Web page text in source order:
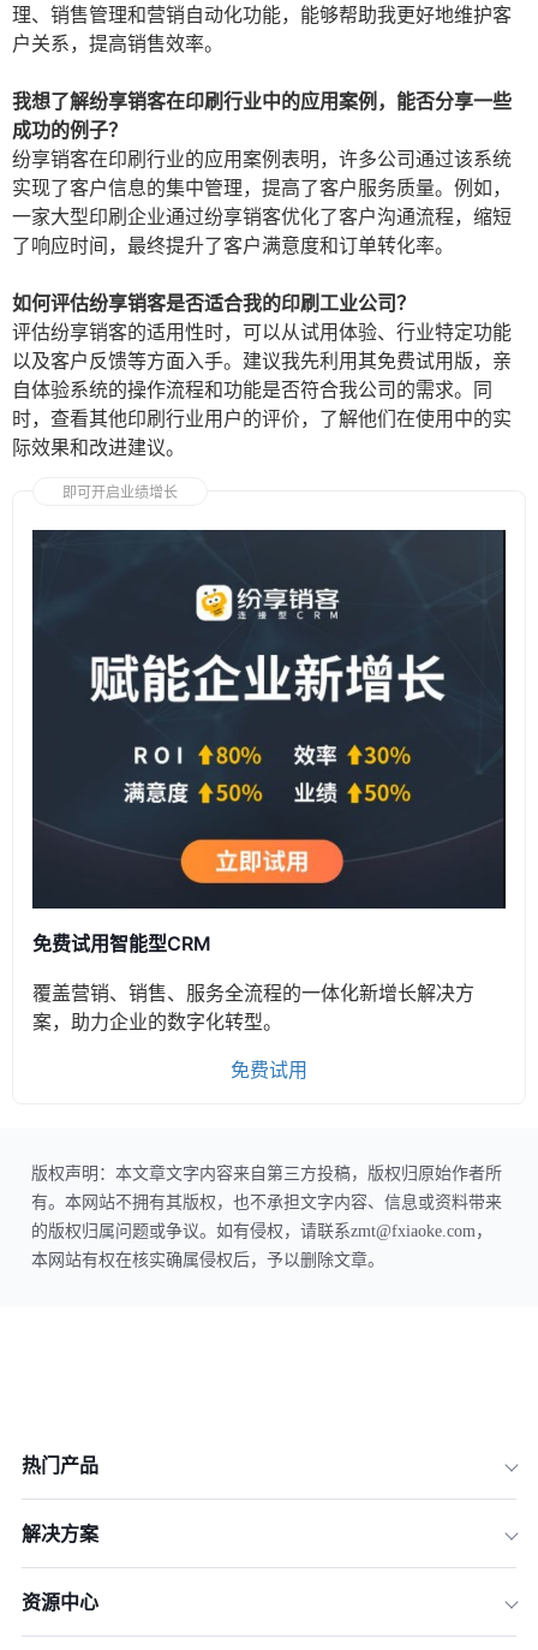
理、销售管理和营销自动化功能，能够帮助我更好地维护客
户关系，提高销售效率。
我想了解纷享销客在印刷行业中的应用案例，能否分享一些
成功的例子？
纷享销客在印刷行业的应用案例表明，许多公司通过该系统
实现了客户信息的集中管理，提高了客户服务质量。例如，
一家大型印刷企业通过纷享销客优化了客户沟通流程，缩短
了响应时间，最终提升了客户满意度和订单转化率。
如何评估纷享销客是否适合我的印刷工业公司？
评估纷享销客的适用性时，可以从试用体验、行业特定功能
以及客户反馈等方面入手。建议我先利用其免费试用版，亲
自体验系统的操作流程和功能是否符合我公司的需求。同
时，查看其他印刷行业用户的评价，了解他们在使用中的实
际效果和改进建议。
即可开启业绩增长
免费试用智能型CRM
覆盖营销、销售、服务全流程的一体化新增长解决方
案，助力企业的数字化转型。
免费试用
版权声明：本文章文字内容来自第三方投稿，版权归原始作者所
有。本网站不拥有其版权，也不承担文字内容、信息或资料带来
的版权归属问题或争议。如有侵权，请联系zmt@fxiaoke.com，
本网站有权在核实确属侵权后，予以删除文章。
热门产品
解决方案
资源中心